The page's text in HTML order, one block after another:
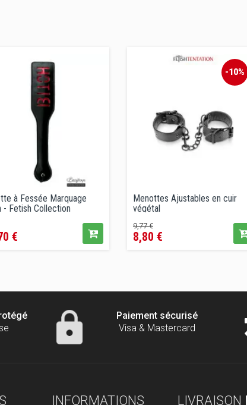
à Fessée Marquage
- Fetish Collection
€
-10%
Menottes Ajustables en cuir
végétal
Prix
de
9,77 €Prix
8,80 €
Paiement sécurisé
Visa & Mastercard
INFORMATIONS LIVRAISON